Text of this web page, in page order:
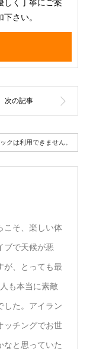
しく丁寧にご案
さい。
クは利用できません。
こそ、楽しい体
ブで天候が悪
が、とっても最
も本当に素敵
した。アイラン
ッチングでお世
なと思っていた